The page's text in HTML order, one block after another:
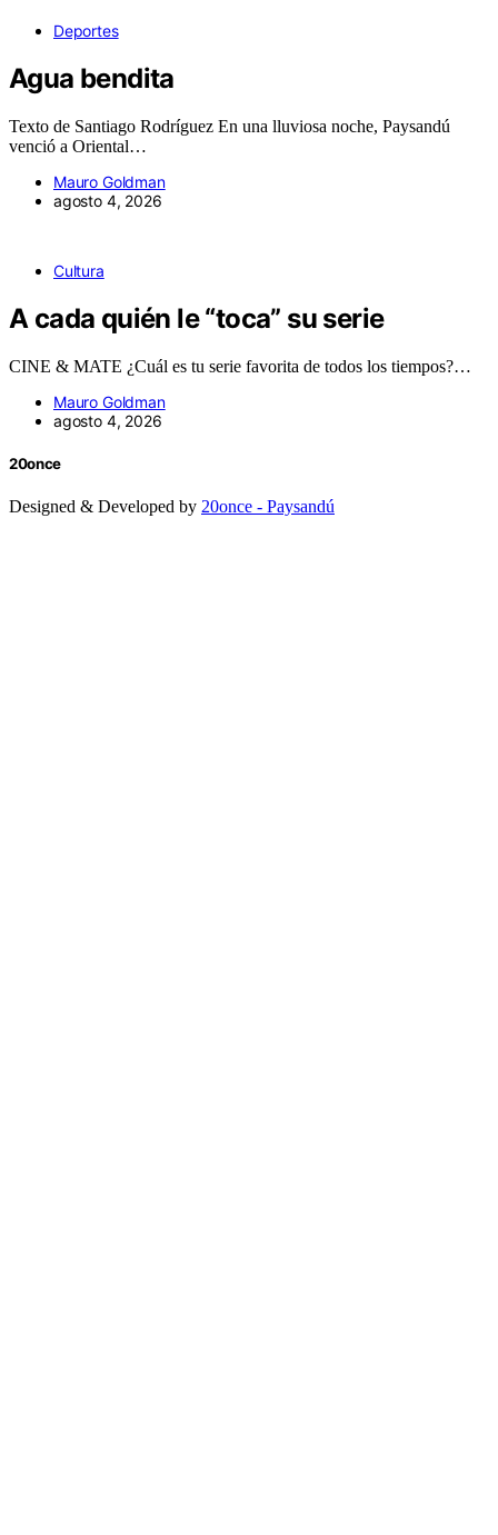
Deportes
Agua bendita
Texto de Santiago Rodríguez En una lluviosa noche, Paysandú
venció a Oriental…
Mauro Goldman
agosto 4, 2026
Cultura
A cada quién le “toca” su serie
CINE & MATE ¿Cuál es tu serie favorita de todos los tiempos?…
Mauro Goldman
agosto 4, 2026
20once
Designed & Developed by 20once - Paysandú